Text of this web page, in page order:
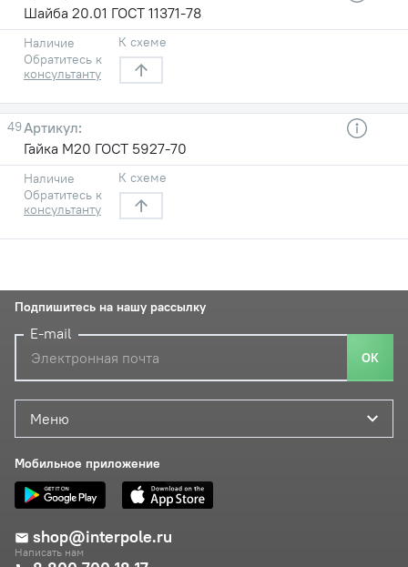
Шайба 20.01 ГОСТ 11371-78
Наличие
Обратитесь к
консультанту
К схеме
49
Гайка М20 ГОСТ 5927-70
Наличие
Обратитесь к
консультанту
К схеме
Меню
Мобильное приложение
shop@interpole.ru
Написать нам
Подпишитесь на нашу рассылку
E-mail
ОК